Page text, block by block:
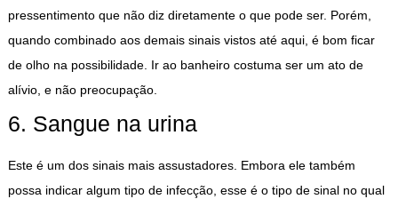
pressentimento que não diz diretamente o que pode ser. Porém,
quando combinado aos demais sinais vistos até aqui, é bom ficar
de olho na possibilidade. Ir ao banheiro costuma ser um ato de
alívio, e não preocupação.
6. Sangue na urina
Este é um dos sinais mais assustadores. Embora ele também
possa indicar algum tipo de infecção, esse é o tipo de sinal no qual